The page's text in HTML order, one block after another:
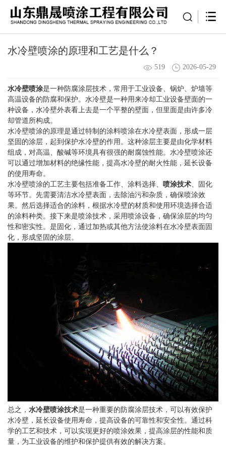
水冷壁喷涂的原理和工艺是什么？
519 2026-05-29
水冷壁喷涂是一种防腐涂层技术，常用于工业设备、锅炉、炉墙等
高温设备的防腐和保护。水冷壁是一种用来冷却工业设备壁面的一
种设备，水冷壁外表看上去是一个平整的壁面，但里面是由许多冷
却管道所构成。
水冷壁喷涂的原理是通过特制的涂料喷涂在水冷壁表面，形成一层
坚固的涂层，起到保护水冷壁的作用。这种涂层主要是由化学材料
组成，对高温、酸碱等环境具有很强的耐腐蚀性能。水冷壁喷涂还
可以通过增加材料的绝缘性能，提高水冷壁的耐火性能，延长设备
的使用寿命。
水冷壁喷涂的工艺主要包括准备工作、涂料选择、 喷涂技术、固化
等环节。先需要清洁水冷壁表面，去除油污和杂质，确保喷涂效
果。然后选择适合的涂料，根据水冷壁的材质和使用环境选择合适
的涂料种类。接下来是喷涂技术，采用喷涂设备，确保涂层的均匀
性和密实性。是固化，通过加热或其他方法使涂料在水冷壁表面固
化，形成坚固的涂层。
总之， 水冷壁喷涂技术是一种重要的防腐涂层技术，可以有效保护
水冷壁，延长设备使用寿命，提高设备的可靠性和安全性。通过科
学的工艺和技术，可以实现更好的喷涂效果，提高涂层的性能和质
量，为工业设备的维护和保护提供有效的解决方案。